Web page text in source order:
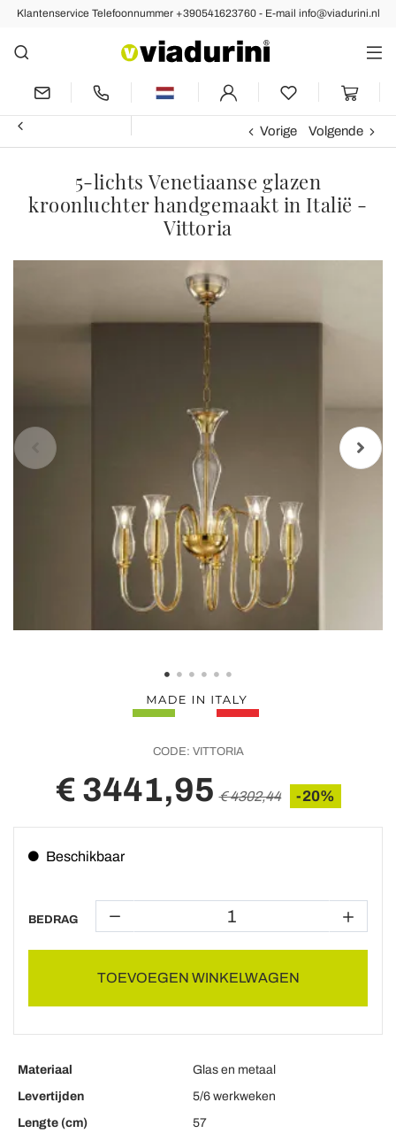
Klantenservice Telefoonnummer +390541623760 - E-mail info@viadurini.nl
Vorige Volgende
5-lichts Venetiaanse glazen
kroonluchter handgemaakt in Italië -
Vittoria
CODE: VITTORIA
€ 3441,95 € 4302,44 -20%
Beschikbaar
BEDRAG
TOEVOEGEN WINKELWAGEN
Materiaal
Glas en metaal
Levertijden
5/6 werkweken
Lengte (cm)
57